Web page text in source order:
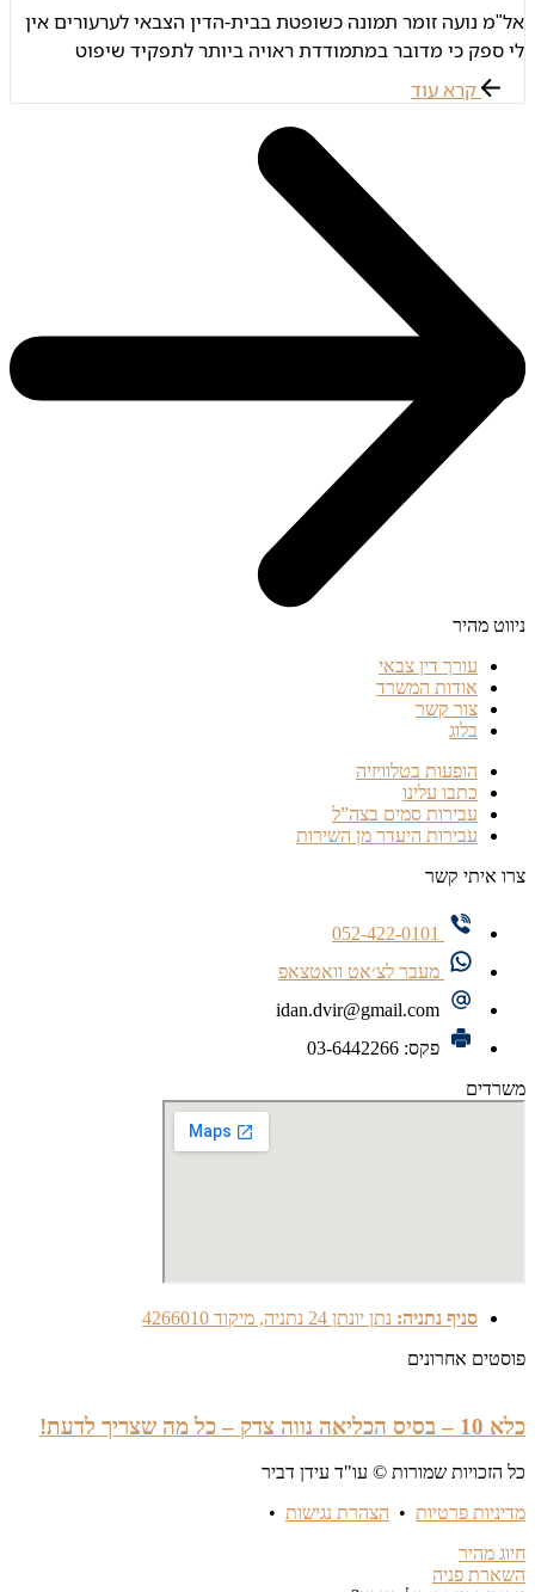
אל"מ נועה זומר תמונה כשופטת בבית-הדין הצבאי לערעורים אין
לי ספק כי מדובר במתמודדת ראויה ביותר לתפקיד שיפוט
בבית-הדין לערעורים, אל"מ זומר היא שקולה ומאוזנת, משפטנית
חריפה, מבחינה בין עיקר
קרא עוד
ניווט מהיר
עורך דין צבאי
אודות המשרד
צור קשר
בלוג
הופעות בטלוויזיה
כתבו עלינו
עבירות סמים בצה”ל
עבירות היעדר מן השירות
צרו איתי קשר
052-422-0101
מעבר לצ׳אט וואטצאפ
idan.dvir@gmail.com
פקס: 03-6442266
משרדים
סניף נתניה: נתן יונתן 24 נתניה, מיקוד 4266010
פוסטים אחרונים
כלא 10 – בסיס הכליאה נווה צדק – כל מה שצריך לדעת!
כל הזכויות שמורות © עו"ד עידן דביר
מדיניות פרטיות • הצהרת נגישות •
חיוג מהיר
השארת פניה